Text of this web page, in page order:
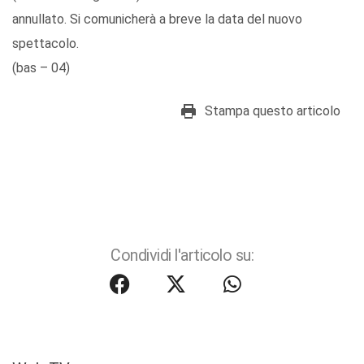
annullato. Si comunicherà a breve la data del nuovo
spettacolo.
(bas – 04)
Stampa questo articolo
Condividi l'articolo su: